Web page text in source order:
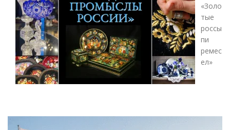
«Золо
тые
россы
пи
ремес
ел»